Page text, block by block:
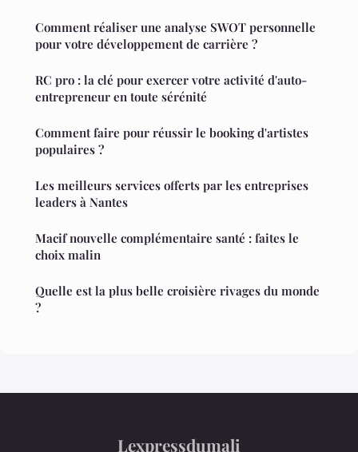
Comment réaliser une analyse SWOT personnelle
pour votre développement de carrière ?
RC pro : la clé pour exercer votre activité d'auto-
entrepreneur en toute sérénité
Comment faire pour réussir le booking d'artistes
populaires ?
Les meilleurs services offerts par les entreprises
leaders à Nantes
Macif nouvelle complémentaire santé : faites le
choix malin
Quelle est la plus belle croisière rivages du monde
?
Lexpressdumali